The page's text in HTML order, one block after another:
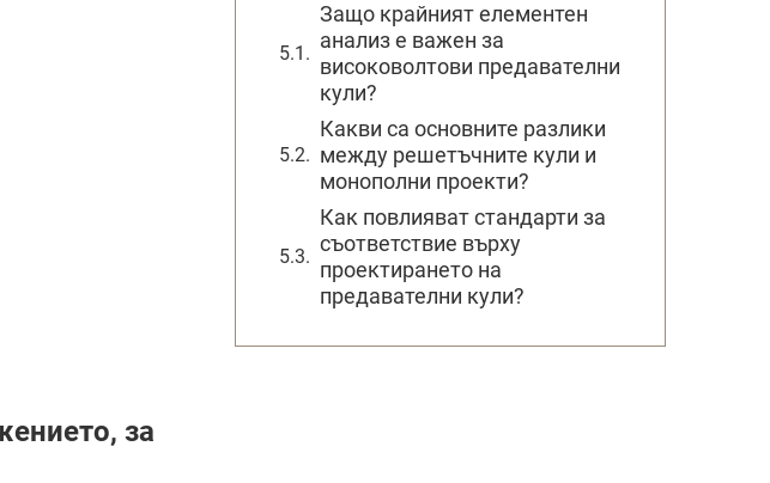
за
Защо крайният елементен
анализ е важен за
високоволтови предавателни
кули?
Какви са основните разлики
между решетъчните кули и
монополни проекти?
Как повлияват стандарти за
съответствие върху
проектирането на
предавателни кули?